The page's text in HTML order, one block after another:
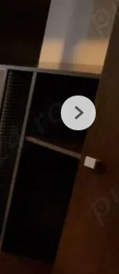
Next